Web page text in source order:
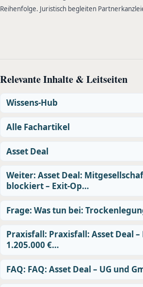
Reihenfolge. Juristisch begleiten
Relevante Inhalte & Leitseiten
Wissens-Hub
Alle Fachartikel
Asset Deal
Weiter: Asset Deal:
blockiert – Exit-Op…
Frage: Was tun bei:
Praxisfall: Praxisfall: Asset Deal –
1.205.000 €…
FAQ: FAQ: Asset Deal – UG und